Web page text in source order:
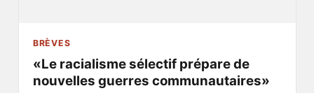
BRÈVES
«Le racialisme sélectif prépare de
nouvelles guerres communautaires»